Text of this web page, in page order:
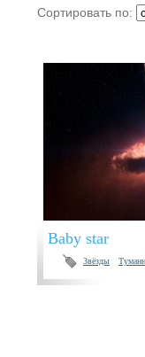
Сортировать по:
Baby star
Звёзды